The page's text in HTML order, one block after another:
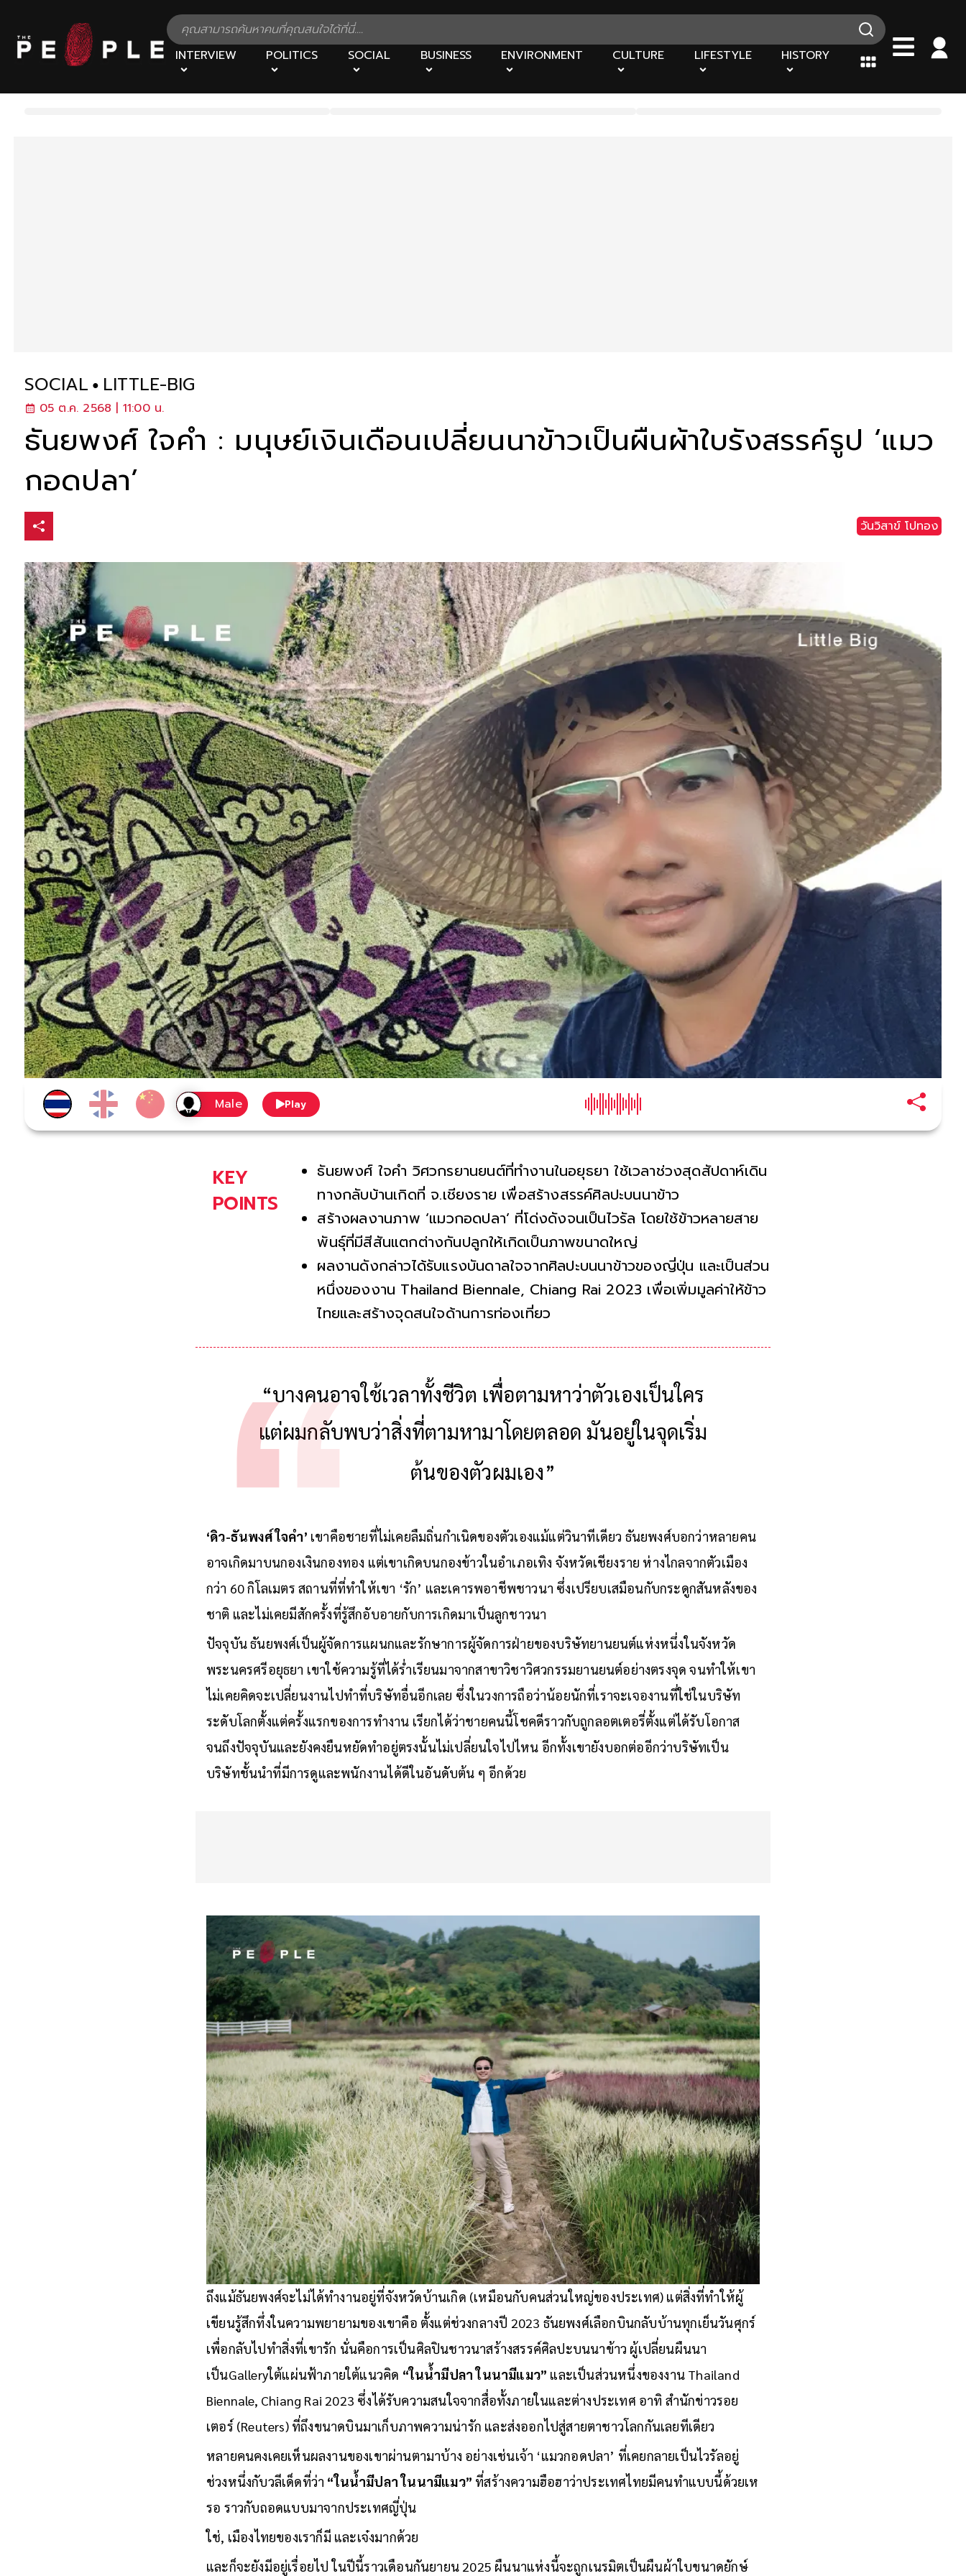
INTERVIEW POLITICS SOCIAL BUSINESS ENVIRONMENT CULTURE LIFESTYLE HISTORY
SOCIAL LITTLE-BIG
05 ต.ค. 2568 | 11:00 น.
ธันยพงศ์ ใจคำ : มนุษย์เงินเดือนเปลี่ยนนาข้าวเป็นผืนผ้าใบรังสรรค์รูป ‘แมว
กอดปลา’
วันวิสาข์ โปทอง
Play
KEY
POINTS
ธันยพงศ์ ใจคำ วิศวกรยานยนต์ที่ทำงานในอยุธยา ใช้เวลาช่วงสุดสัปดาห์เดิน
ทางกลับบ้านเกิดที่ จ.เชียงราย เพื่อสร้างสรรค์ศิลปะบนนาข้าว
สร้างผลงานภาพ ‘แมวกอดปลา’ ที่โด่งดังจนเป็นไวรัล โดยใช้ข้าวหลายสาย
พันธุ์ที่มีสีสันแตกต่างกันปลูกให้เกิดเป็นภาพขนาดใหญ่
ผลงานดังกล่าวได้รับแรงบันดาลใจจากศิลปะบนนาข้าวของญี่ปุ่น และเป็นส่วน
หนึ่งของงาน Thailand Biennale, Chiang Rai 2023 เพื่อเพิ่มมูลค่าให้ข้าว
ไทยและสร้างจุดสนใจด้านการท่องเที่ยว
“บางคนอาจใช้เวลาทั้งชีวิต เพื่อตามหาว่าตัวเองเป็นใคร
แต่ผมกลับพบว่าสิ่งที่ตามหามาโดยตลอด มันอยู่ในจุดเริ่ม
ต้นของตัวผมเอง”
‘ดิว-ธันพงศ์ ใจคำ’ เขาคือชายที่ไม่เคยลืมถิ่นกำเนิดของตัวเองแม้แต่วินาทีเดียว ธันยพงศ์บอกว่าหลายคน
อาจเกิดมาบนกองเงินกองทอง แต่เขาเกิดบนกองข้าวในอำเภอเทิง จังหวัดเชียงราย ห่างไกลจากตัวเมือง
กว่า 60 กิโลเมตร สถานที่ที่ทำให้เขา ‘รัก’ และเคารพอาชีพชาวนา ซึ่งเปรียบเสมือนกับกระดูกสันหลังของ
ชาติ และไม่เคยมีสักครั้งที่รู้สึกอับอายกับการเกิดมาเป็นลูกชาวนา
ปัจจุบัน ธันยพงศ์เป็นผู้จัดการแผนกและรักษาการผู้จัดการฝ่ายของบริษัทยานยนต์แห่งหนึ่งในจังหวัด
พระนครศรีอยุธยา เขาใช้ความรู้ที่ได้ร่ำเรียนมาจากสาขาวิชาวิศวกรรมยานยนต์อย่างตรงจุด จนทำให้เขา
ไม่เคยคิดจะเปลี่ยนงานไปทำที่บริษัทอื่นอีกเลย ซึ่งในวงการถือว่าน้อยนักที่เราจะเจองานที่ใช่ในบริษัท
ระดับโลกตั้งแต่ครั้งแรกของการทำงาน เรียกได้ว่าชายคนนี้โชคดีราวกับถูกลอตเตอรี่ตั้งแต่ได้รับโอกาส
จนถึงปัจจุบันและยังคงยืนหยัดทำอยู่ตรงนั้นไม่เปลี่ยนใจไปไหน อีกทั้งเขายังบอกต่ออีกว่าบริษัทเป็น
บริษัทชั้นนำที่มีการดูและพนักงานได้ดีในอันดับต้น ๆ อีกด้วย
ถึงแม้ธันยพงศ์จะไม่ได้ทำงานอยู่ที่จังหวัดบ้านเกิด (เหมือนกับคนส่วนใหญ่ของประเทศ) แต่สิ่งที่ทำให้ผู้
เขียนรู้สึกทึ่งในความพยายามของเขาคือ ตั้งแต่ช่วงกลางปี 2023 ธันยพงศ์เลือกบินกลับบ้านทุกเย็นวันศุกร์
เพื่อกลับไปทำสิ่งที่เขารัก นั่นคือการเป็นศิลปินชาวนาสร้างสรรค์ศิลปะบนนาข้าว ผู้เปลี่ยนผืนนา
เป็นGalleryใต้แผ่นฟ้าภายใต้แนวคิด “ในน้ำมีปลา ในนามีแมว” และเป็นส่วนหนึ่งของงาน Thailand
Biennale, Chiang Rai 2023 ซึ่งได้รับความสนใจจากสื่อทั้งภายในและต่างประเทศ อาทิ สำนักข่าวรอย
เตอร์ (Reuters) ที่ถึงขนาดบินมาเก็บภาพความน่ารัก และส่งออกไปสู่สายตาชาวโลกกันเลยทีเดียว
หลายคนคงเคยเห็นผลงานของเขาผ่านตามาบ้าง อย่างเช่นเจ้า ‘แมวกอดปลา’ ที่เคยกลายเป็นไวรัลอยู่
ช่วงหนึ่งกับวลีเด็ดที่ว่า “ในน้ำมีปลา ในนามีแมว” ที่สร้างความฮือฮาว่าประเทศไทยมีคนทำแบบนี้ด้วยเห
รอ ราวกับถอดแบบมาจากประเทศญี่ปุ่น
ใช่, เมืองไทยของเราก็มี และเจ๋งมากด้วย
และก็จะยังมีอยู่เรื่อยไป ในปีนี้ราวเดือนกันยายน 2025 ผืนนาแห่งนี้จะถูกเนรมิตเป็นผืนผ้าใบขนาดยักษ์